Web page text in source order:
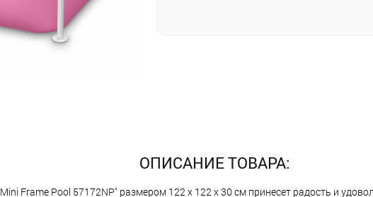
ОПИСАНИЕ ТОВАРА:
Frame Pool 57172NP" размером 122 х 122 х 30 см принесет радость и